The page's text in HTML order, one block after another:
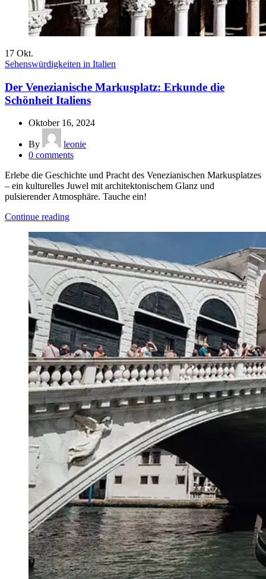
17 Okt.
Sehenswürdigkeiten in Italien
Der Venezianische Markusplatz: Erkunde die
Schönheit Italiens
Oktober 16, 2024
By
leonie
0 comments
Erlebe die Geschichte und Pracht des Venezianischen Markusplatzes
– ein kulturelles Juwel mit architektonischem Glanz und
pulsierender Atmosphäre. Tauche ein!
Continue reading